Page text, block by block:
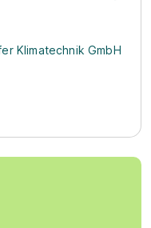
Klimatechnik GmbH